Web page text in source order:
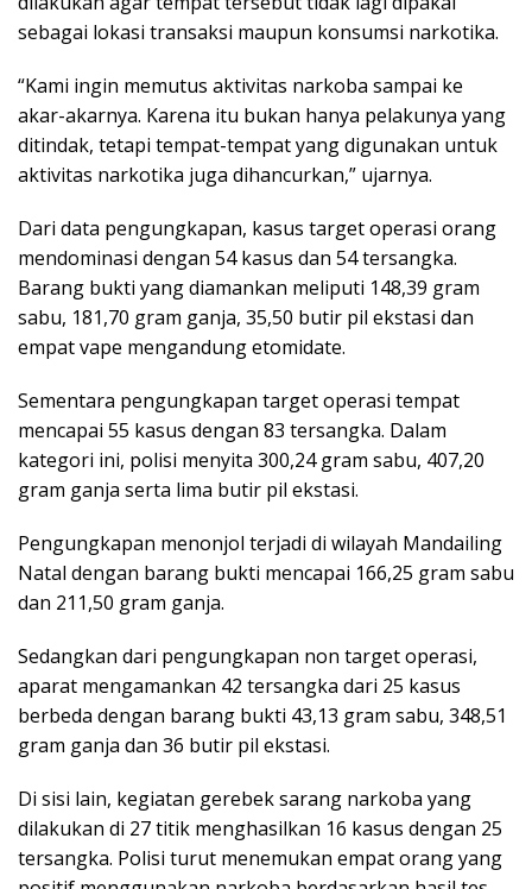
sebagai lokasi transaksi maupun konsumsi narkotika.
“Kami ingin memutus aktivitas narkoba sampai ke
akar-akarnya. Karena itu bukan hanya pelakunya yang
ditindak, tetapi tempat-tempat yang digunakan untuk
aktivitas narkotika juga dihancurkan,” ujarnya.
Dari data pengungkapan, kasus target operasi orang
mendominasi dengan 54 kasus dan 54 tersangka.
Barang bukti yang diamankan meliputi 148,39 gram
sabu, 181,70 gram ganja, 35,50 butir pil ekstasi dan
empat vape mengandung etomidate.
Sementara pengungkapan target operasi tempat
mencapai 55 kasus dengan 83 tersangka. Dalam
kategori ini, polisi menyita 300,24 gram sabu, 407,20
gram ganja serta lima butir pil ekstasi.
Pengungkapan menonjol terjadi di wilayah Mandailing
Natal dengan barang bukti mencapai 166,25 gram sabu
dan 211,50 gram ganja.
Sedangkan dari pengungkapan non target operasi,
aparat mengamankan 42 tersangka dari 25 kasus
berbeda dengan barang bukti 43,13 gram sabu, 348,51
gram ganja dan 36 butir pil ekstasi.
Di sisi lain, kegiatan gerebek sarang narkoba yang
dilakukan di 27 titik menghasilkan 16 kasus dengan 25
tersangka. Polisi turut menemukan empat orang yang